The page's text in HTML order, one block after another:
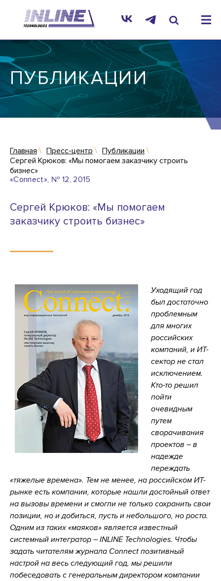
ПУБЛИКАЦИИ
Главная Пресс-центр
Публикации
Сергей Крюков: «Мы помогаем заказчику строить
бизнес»
«Connect», № 12, 2015
Сергей Крюков: «Мы помогаем
заказчику строить бизнес»
Уходящий год
был достаточно
проблемным
для многих
российских
компаний, и ИТ-
сектор не стал
исключением.
Кто-то решил
пойти
очевидным
путем
сворачивания
проектов – в
надежде
переждать
«тяжелые времена». Тем не менее, на российском ИТ-
рынке есть компании, которые нашли достойный ответ
на вызовы времени и смогли не только сохранить свои
позиции, но и добиться, пусть и небольшого, но роста.
Одним из таких «маяков» является известный
системный интегратор – INLINE Technologies. Чтобы
задать читателям журнала Connect позитивный
настрой на весь следующий год, мы решили
побеседовать с генеральным директором компании